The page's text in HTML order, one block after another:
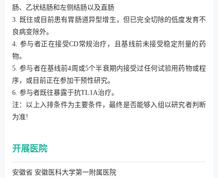
肠、乙状结肠和左侧结肠以及直肠
3. 既往或目前患有胃肠道异型增生，但已完全切除的低度发育不
良病变除外。
4. 参与者正在接受CD常规治疗，且基线前未接受稳定剂量的药
物。
5. 参与者在基线前4周或5个半衰期内接受过任何试验用药物或程
序，或目前正在参加干预性研究。
6. 参与者既往暴露于抗TL1A治疗。
注：以上入排条件为主要条件，最终是否能够入组以研究者判断
为准!
开展医院
安徽省 安徽医科大学第一附属医院